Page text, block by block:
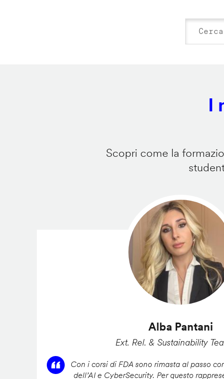
I
Scopri come la
Alba Pantani
Ext. Rel. & Sustainability
Con i corsi di FDA sono rimasta al passo
dell’AI e CyberSecurity. Per questo